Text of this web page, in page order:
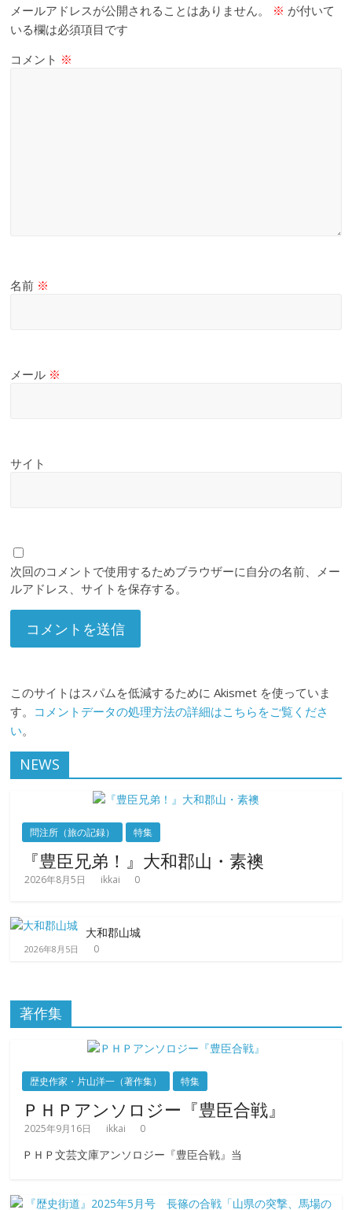
メールアドレスが公開されることはありません。 ※ が付いて
いる欄は必須項目です
コメント ※
名前 ※
メール ※
サイト
次回のコメントで使用するためブラウザーに自分の名前、メー
ルアドレス、サイトを保存する。
このサイトはスパムを低減するために Akismet を使っていま
す。 コメントデータの処理方法の詳細はこちらをご覧くださ
い。
NEWS
問注所（旅の記録） 特集
『豊臣兄弟！』大和郡山・素襖
2026年8月5日 ikkai 0
大和郡山城
2026年8月5日 0
著作集
歴史作家・片山洋一（著作集） 特集
ＰＨＰアンソロジー『豊臣合戦』
2025年9月16日 ikkai 0
ＰＨＰ文芸文庫アンソロジー『豊臣合戦』当